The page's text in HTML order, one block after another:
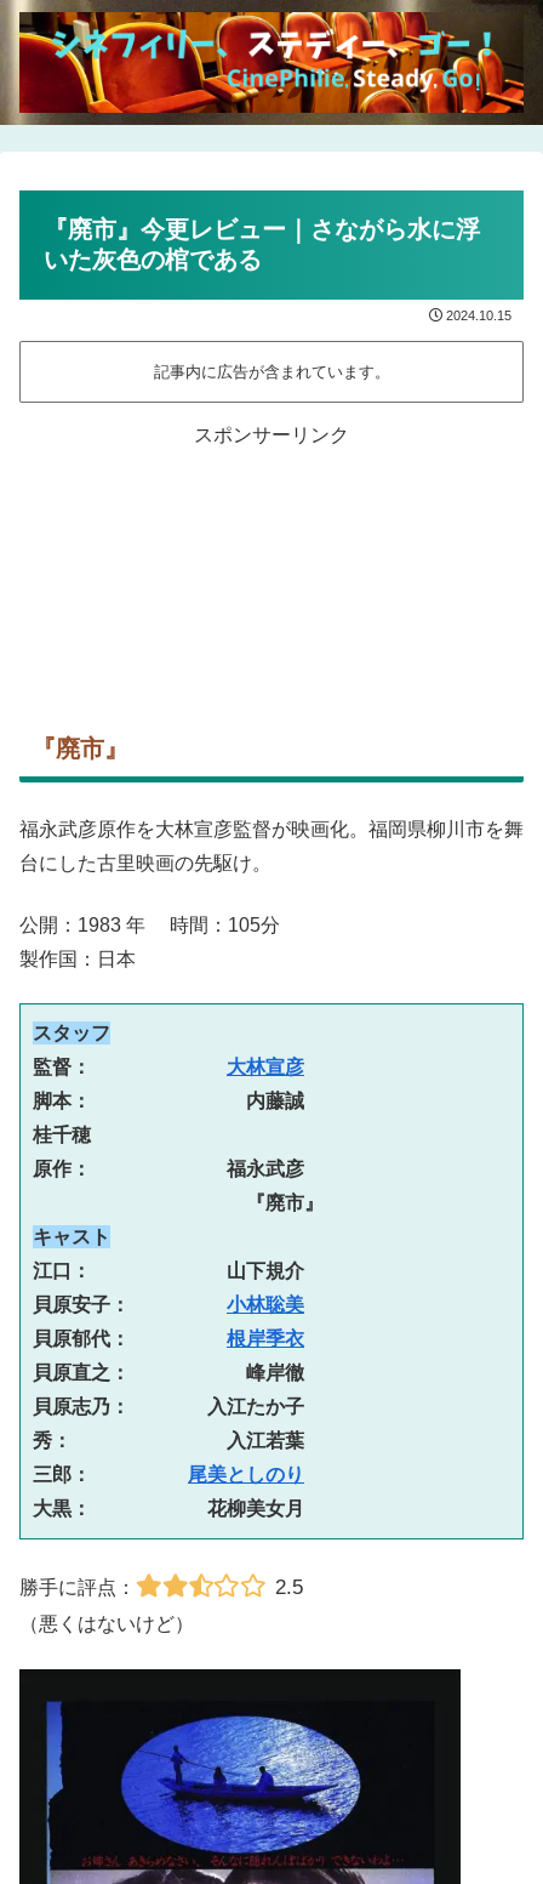
『廃市』今更レビュー｜さながら水に浮
いた灰色の棺である
2024.10.15
記事内に広告が含まれています。
スポンサーリンク
『廃市』
福永武彦原作を大林宣彦監督が映画化。福岡県柳川市を舞
台にした古里映画の先駆け。
公開：1983 年 時間：105分
製作国：日本
スタッフ
監督： 大林宣彦
脚本：　　　　　　　　内藤誠
桂千穂
原作：　　　　　　　福永武彦
『廃市』
キャスト
江口：　　　　　　　山下規介
貝原安子： 小林聡美
貝原郁代： 根岸季衣
貝原直之：　　　　　　峰岸徹
貝原志乃：　　　　入江たか子
秀：　　　　　　　　入江若葉
三郎： 尾美としのり
大黒：　　　　　　花柳美女月
勝手に評点： 2.5
（悪くはないけど）